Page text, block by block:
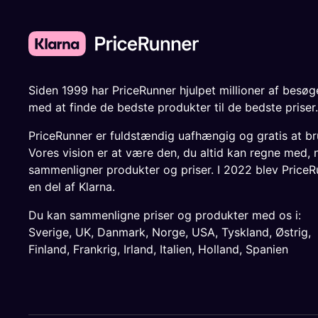
Siden 1999 har PriceRunner hjulpet millioner af
med at finde de bedste produkter til de bedste priser.
PriceRunner er fuldstændig uafhængig og gratis at
Vores vision er at være den, du altid kan regne med,
sammenligner produkter og priser. I 2022 blev
en del af Klarna.
Du kan sammenligne priser og produkter med os i:
Sverige, UK, Danmark, Norge, USA, Tyskland, Østrig,
Finland, Frankrig, Irland, Italien, Holland, Spanien